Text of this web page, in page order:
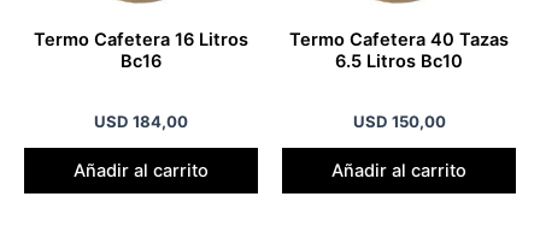
Termo Cafetera 16 Litros
Bc16
USD 184,00
Añadir al carrito
Termo Cafetera 40 Tazas
6.5 Litros Bc10
USD 150,00
Añadir al carrito